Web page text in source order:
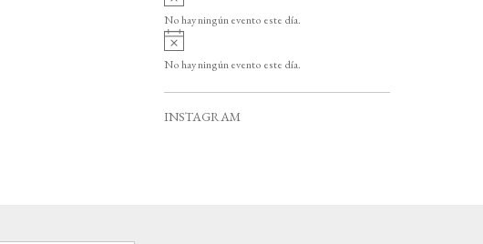
o
v
i
o
No hay ningún evento este día.
A
v
i
No hay ningún evento este día.
INSTAGRAM